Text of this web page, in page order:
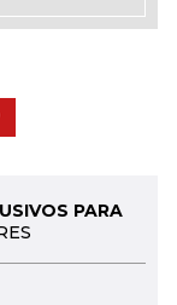
PARA